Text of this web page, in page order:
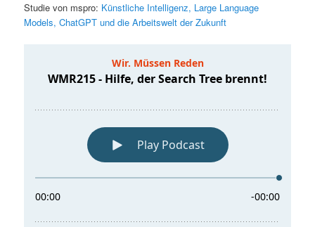
Studie von mspro: Künstliche Intelligenz, Large Language
Models, ChatGPT und die Arbeitswelt der Zukunft